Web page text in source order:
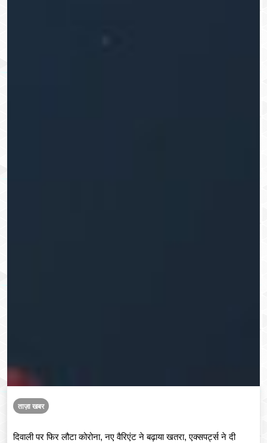
ताज़ा खबर
दिवाली पर फिर लौटा कोरोना, नए वैरिएंट ने बढ़ाया खतरा, एक्सपर्ट्स ने दी